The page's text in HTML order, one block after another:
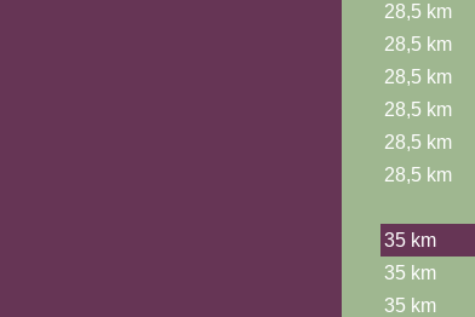
28,5 km
28,5 km
28,5 km
28,5 km
28,5 km
28,5 km
35 km
35 km
35 km